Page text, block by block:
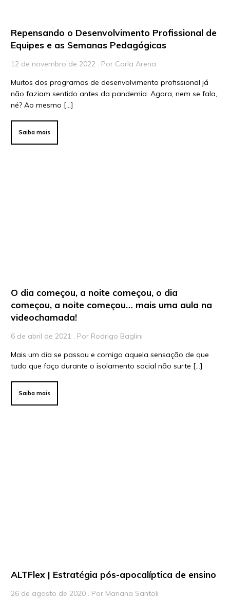
Repensando o Desenvolvimento Profissional de
Equipes e as Semanas Pedagógicas
12 de novembro de 2022 . Por Carla Arena
Muitos dos programas de desenvolvimento profissional já
não faziam sentido antes da pandemia. Agora, nem se fala,
né? Ao mesmo […]
Saiba mais
O dia começou, a noite começou, o dia
começou, a noite começou… mais uma aula na
videochamada!
6 de abril de 2021 . Por Rodrigo Baglini
Mais um dia se passou e comigo aquela sensação de que
tudo que faço durante o isolamento social não surte […]
Saiba mais
ALTFlex | Estratégia pós-apocalíptica de ensino
26 de agosto de 2020 . Por Mariana Santoli